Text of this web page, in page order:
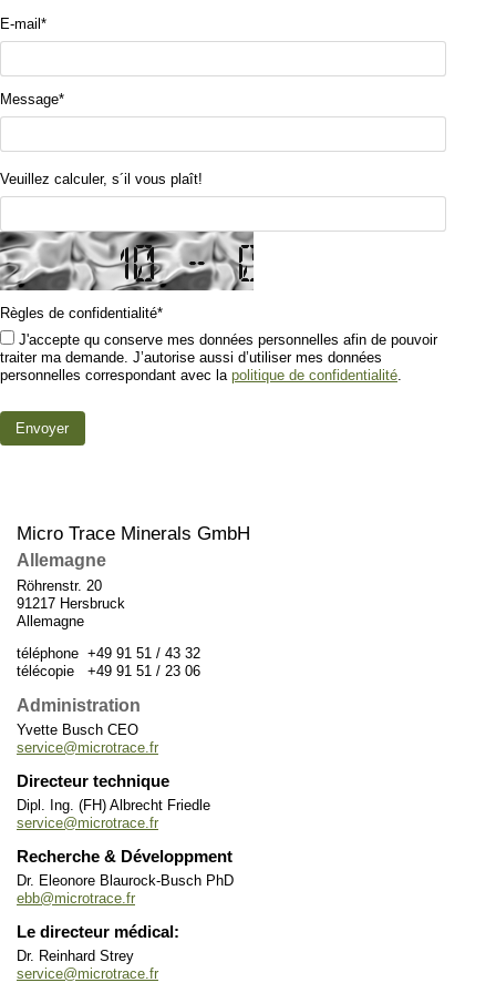
E-mail *
Message*
Veuillez calculer, s´il vous plaît!
Règles de confidentialité*
traiter ma demande. J’autorise aussi d’utiliser mes données
personnelles correspondant avec la politique de confidentialité
Micro Trace Minerals GmbH
Allemagne
Röhrenstr. 20
91217 Hersbruck
Allemagne
téléphone +49 91 51 / 43 32
télécopie +49 91 51 / 23 06
Administration
Yvette Busch CEO
service@microtrace.fr
Directeur technique
Dipl. Ing. (FH) Albrecht Friedle
service@microtrace.fr
Recherche & Développment
Dr. Eleonore Blaurock-Busch PhD
ebb@microtrace.fr
Le directeur médical:
Dr. Reinhard Strey
service@microtrace.fr